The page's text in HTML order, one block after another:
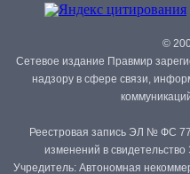
©
Сетевое издание Правмир
надзору в сфере связи,
Реестровая запись ЭЛ № ФС
изменений в
Учредитель: Автономная